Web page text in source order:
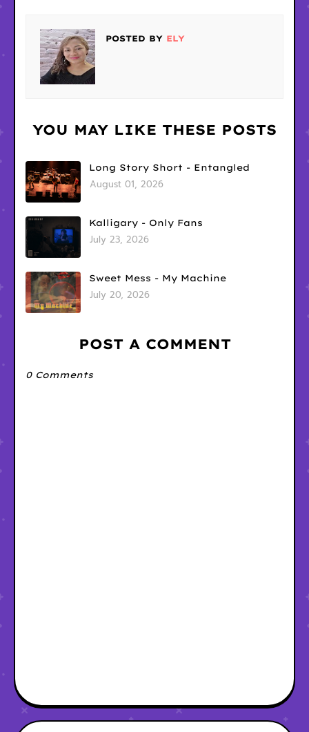
POSTED BY ELY
YOU MAY LIKE THESE POSTS
Long Story Short - Entangled
August 01, 2026
Kalligary - Only Fans
July 23, 2026
Sweet Mess - My Machine
July 20, 2026
POST A COMMENT
0 Comments